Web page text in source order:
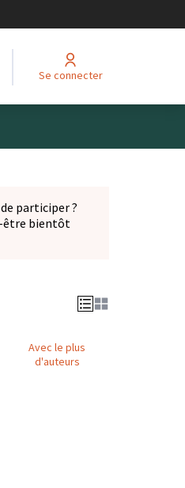
Se connecter
participer ?
être bientôt
Avec le plus
d'auteurs